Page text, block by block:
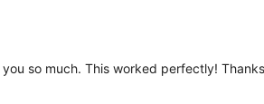
so much. This worked perfectly!